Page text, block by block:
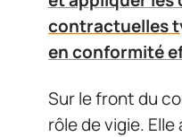
contractuelles
en conformité
Sur le front du
rôle de vigie.